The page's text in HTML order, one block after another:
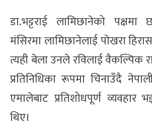
डा.भट्टराई लामिछानेको
मंसिरमा लामिछानेलाई पाेखरा
त्यही बेला उनले रविलाई वैकल्पिक
प्रतिनिधिका रूपमा चिनाउँदै
एमालेबाट प्रतिशोधपूर्ण व्यवहार
थिए।